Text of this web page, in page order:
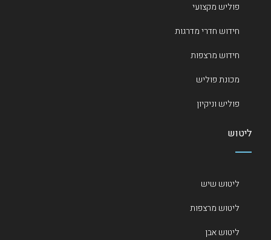
פוליש מקצועי
חידוש חדרי מדרגות
חידוש מרצפות
מכונת פוליש
פוליש וניקיון
ליטוש
ליטוש שיש
ליטוש מרצפות
ליטוש אבן